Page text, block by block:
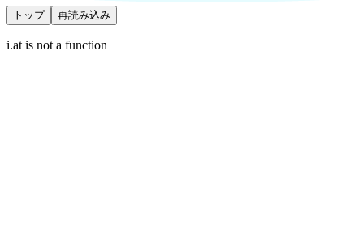
トップ 再読み込み
i.at is not a function